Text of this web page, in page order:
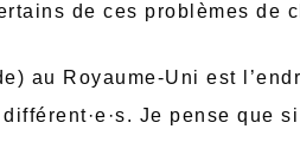
de ces problèmes de
au Royaume-Uni est
Je pense que